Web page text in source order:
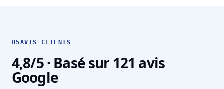
05AVIS CLIENTS
4,8/5 · Basé sur 121 avis
Google